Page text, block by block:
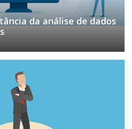
da análise de dados